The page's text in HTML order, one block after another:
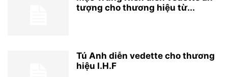
tượng cho thương hiệu từ...
Tú Anh diễn vedette cho thương
hiệu I.H.F